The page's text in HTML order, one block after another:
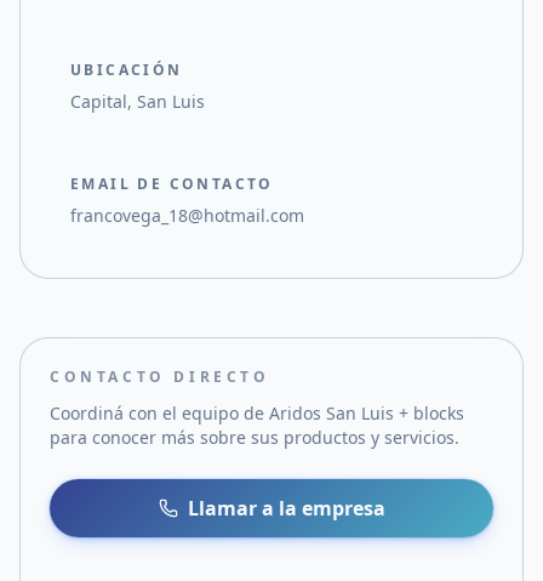
UBICACIÓN
Capital, San Luis
EMAIL DE CONTACTO
francovega_18@hotmail.com
CONTACTO DIRECTO
Coordiná con el equipo de Aridos San Luis + blocks
para conocer más sobre sus productos y servicios.
Llamar a la empresa